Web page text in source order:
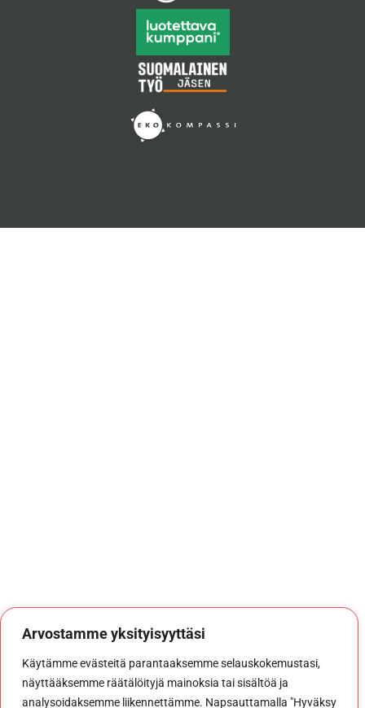
Arvostamme yksityisyyttäsi
Käytämme evästeitä parantaaksemme selauskokemustasi,
näyttääksemme räätälöityjä mainoksia tai sisältöä ja
analysoidaksemme liikennettämme. Napsauttamalla "Hyväksy